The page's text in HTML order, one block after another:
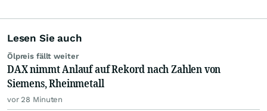
Lesen Sie auch
Ölpreis fällt weiter
DAX nimmt Anlauf auf Rekord nach Zahlen von
Siemens, Rheinmetall
vor 28 Minuten